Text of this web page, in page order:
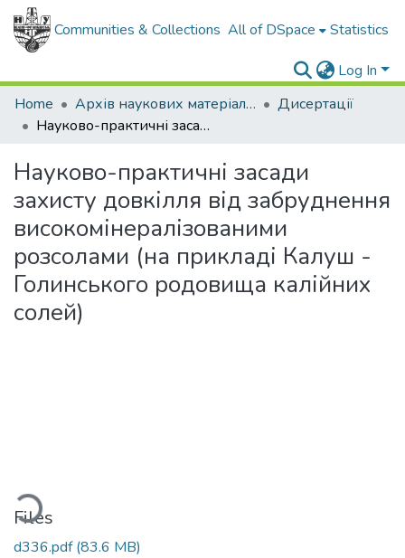
Communities & Collections All of DSpace Statistics
Log In
Home
Архів наукових матеріалів
Дисертації
Науково-практичні засади захисту довкілля від забруднення високомінералізованими розсолами (на прикладі Калуш - Голинського родовища калійних солей)
Науково-практичні засади
захисту довкілля від забруднення
високомінералізованими
розсолами (на прикладі Калуш -
Голинського родовища калійних
солей)
Loading...
Files
d336.pdf(83.6 MB)